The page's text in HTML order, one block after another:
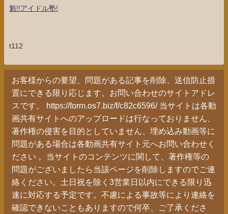
魁!!アイドル塾!
t112
お客様からの要望、問題がある記事を削除、送信防止措
置にできる限り応じます。お問い合わせのサイトアドレ
スです。 https://form.os7.biz/f/c82c6596/ 当サイトは各動
画共有サイトへのアップロードは行なっておりません、
著作権の侵害を目的としていません、埋め込み動画等に
問題がある場合は各動画共有サイト元へお問い合わせく
ださい 。当サイトのコンテンツに関して、著作権等の
問題がございましたら当該ページを削除しますのでご連
絡ください。土日祝を除く3営業日以内にできる限り迅
速に対応する予定です。不慮による事故等により連絡を
確認できないこともありますので何卒、ご了承くださ